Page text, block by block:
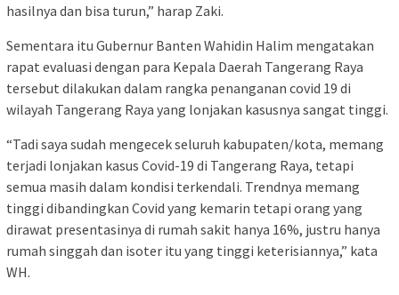
hasilnya dan bisa turun,” harap Zaki.
Sementara itu Gubernur Banten Wahidin Halim mengatakan
rapat evaluasi dengan para Kepala Daerah Tangerang Raya
tersebut dilakukan dalam rangka penanganan covid 19 di
wilayah Tangerang Raya yang lonjakan kasusnya sangat tinggi.
“Tadi saya sudah mengecek seluruh kabupaten/kota, memang
terjadi lonjakan kasus Covid-19 di Tangerang Raya, tetapi
semua masih dalam kondisi terkendali. Trendnya memang
tinggi dibandingkan Covid yang kemarin tetapi orang yang
dirawat presentasinya di rumah sakit hanya 16%, justru hanya
rumah singgah dan isoter itu yang tinggi keterisiannya,” kata
WH.